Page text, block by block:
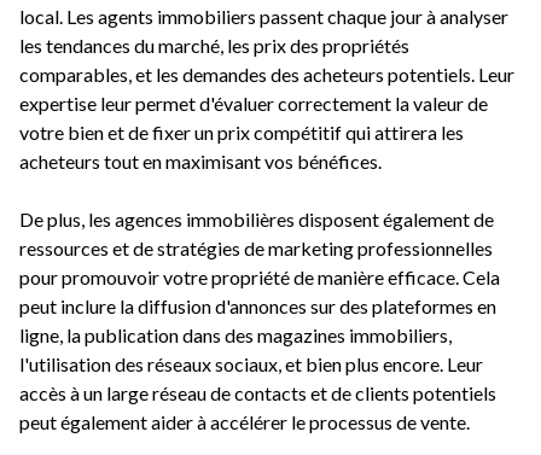
local. Les agents immobiliers passent chaque jour à analyser
les tendances du marché, les prix des propriétés
comparables, et les demandes des acheteurs potentiels. Leur
expertise leur permet d'évaluer correctement la valeur de
votre bien et de fixer un prix compétitif qui attirera les
acheteurs tout en maximisant vos bénéfices.
De plus, les agences immobilières disposent également de
ressources et de stratégies de marketing professionnelles
pour promouvoir votre propriété de manière efficace. Cela
peut inclure la diffusion d'annonces sur des plateformes en
ligne, la publication dans des magazines immobiliers,
l'utilisation des réseaux sociaux, et bien plus encore. Leur
accès à un large réseau de contacts et de clients potentiels
peut également aider à accélérer le processus de vente.